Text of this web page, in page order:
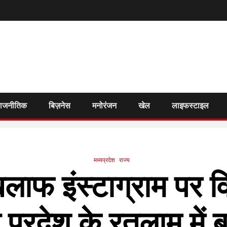
बिज़नेस मनोरंजन खेल लाइफस्टाइल
मध्यप्रदेश राज्य
इंस्टाग्राम पर